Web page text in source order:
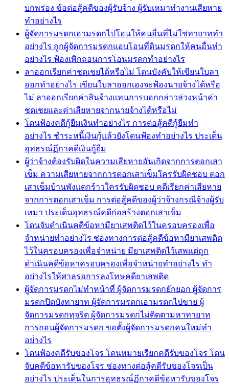
บกพร่อง ข้อต่อสู้คดีของผู้รับจ้าง ผู้รับเหมาทำงานเสียหาย
ทำอย่างไร
ผู้จัดการมรดกเอามรดกไปโอนให้คนอื่นที่ไม่ใช่ทายาททำ
อย่างไร ถูกผู้จัดการมรดกแอบโอนที่ดินมรดกให้คนอื่นทำ
อย่างไร ฟ้องเพิกถอนการโอนมรดกทำอย่างไร
ลาออกเรียกค่าชดเชยได้หรือไม่ โดนบังคับให้เขียนใบลา
ออกทำอย่างไร เขียนใบลาออกเองจะฟ้องนายจ้างได้หรือ
ไม่ ลาออกเรียกค่าสินจ้างแทนการบอกกล่าวล่วงหน้าค่า
ชดเชยและค่าเสียหายจากนายจ้างได้หรือไม่
โดนฟ้องคดีกู้ยืมเงินทำอย่างไร การต่อสู้คดีกู้ยืมทำ
อย่างไร ชำระหนี้เงินกู้แล้วยังโดนฟ้องทำอย่างไร ประเด็น
อุทธรณ์ฏีกาคดีเงินกู้ยืม
ผู้ว่าจ้างต้องรับผิดในความเสียหายอันเกิดจากการตอกเสา
เข็ม ความเสียหายจากการตอกเสาเข็มใครรับผิดชอบ ตอก
เสาเข็มบ้านพังแตกร้าวใครรับผิดชอบ คดีเรียกค่าเสียหาย
จากการตอกเสาเข็ม การต่อสู้คดีของผู้ว่าจ้างกรณีจ้างผู้รับ
เหมา ประเด็นอุทธรณ์คดีก่อสร้างตอกเสาเข็ม
โดนจับดำเนินคดีข้อหามียาเสพติดไว้ในครอบครองเพื่อ
จำหน่ายทำอย่างไร ช่องทางการต่อสู้คดีข้อหามียาเสพติด
ไว้ในครอบครองเพื่อจำหน่าย มียาเสพติดไว้เสพแต่ถูก
ดำเนินคดีข้อหาครอบครองเพื่อจำหน่ายทำอย่างไร ทำ
อย่างไรให้ศาลรอการลงโทษคดียาเสพติด
ผู้จัดการมรดกไม่ทำหน้าที่ ผู้จัดการมรดกยักยอก ผู้จัดการ
มรดกปิดบังทายาท ผู้จัดการมรดกเอามรดกไปขาย ผู้
จัดการมรดกทุจริต ผู้จัดการมรดกไม่ติดตามหาทายาท
การถอนผู้จัดการมรดก ขอตั้งผู้จัดการมรดกคนใหม่ทำ
อย่่างไร
โดนฟ้องคดีรับของโจร โดนหมายเรียกคดีรับของโจร โดน
จับคดีข้อหารับของโจร ช่องทางต่อสู้คดีรับของโจรเป็น
อย่างไร ประเด็นในการอุทธรณ์ฏีกาคดีข้อหารับของโจร